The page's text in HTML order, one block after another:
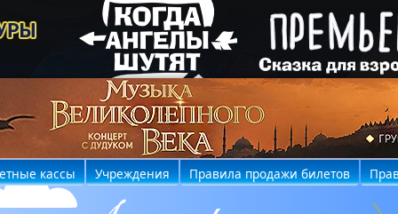
кассы Учреждения Правила продажи билетов